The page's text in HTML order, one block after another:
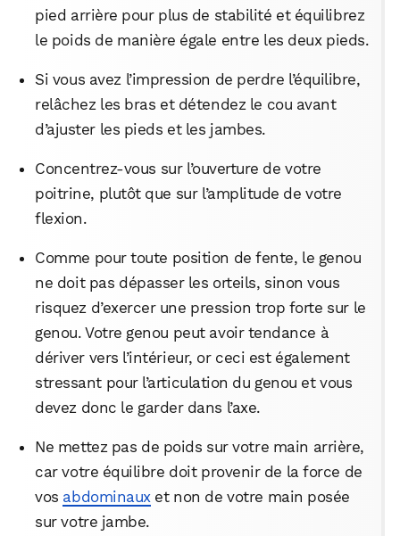
pied arrière pour plus de stabilité et équilibrez
le poids de manière égale entre les deux pieds.
Si vous avez l’impression de perdre l’équilibre,
relâchez les bras et détendez le cou avant
d’ajuster les pieds et les jambes.
Concentrez-vous sur l’ouverture de votre
poitrine, plutôt que sur l’amplitude de votre
flexion.
Comme pour toute position de fente, le genou
ne doit pas dépasser les orteils, sinon vous
risquez d’exercer une pression trop forte sur le
genou. Votre genou peut avoir tendance à
dériver vers l’intérieur, or ceci est également
stressant pour l’articulation du genou et vous
devez donc le garder dans l’axe.
Ne mettez pas de poids sur votre main arrière,
car votre équilibre doit provenir de la force de
vos abdominauxet non de votre main posée
sur votre jambe.